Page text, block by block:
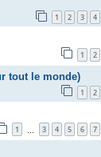
1 2 3 4
1 2
tout le monde)
1 2
1 3 4 5 6 7